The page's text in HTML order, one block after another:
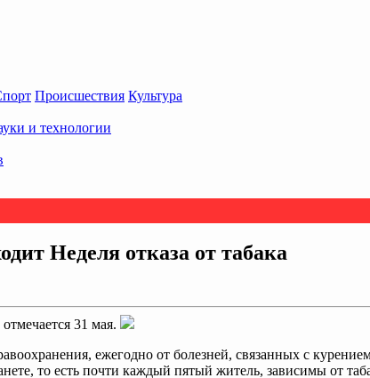
Происшествия Культура
и технологии
Неделя отказа от табака
31 мая.
ежегодно от болезней, связанных с
то есть почти каждый пятый житель, зависимы от